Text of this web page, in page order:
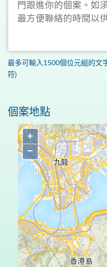
最多可輸入1500個位元組的文
符)
個案地點
+
−